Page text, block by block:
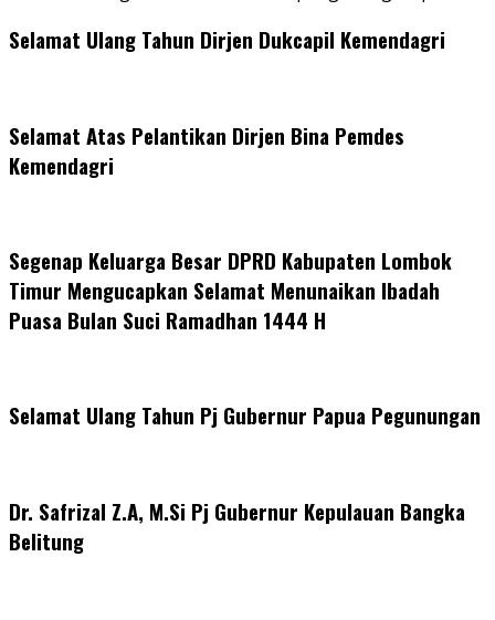
Selamat Ulang Tahun Dirjen Dukcapil Kemendagri
Selamat Atas Pelantikan Dirjen Bina Pemdes
Kemendagri
Segenap Keluarga Besar DPRD Kabupaten Lombok
Timur Mengucapkan Selamat Menunaikan Ibadah
Puasa Bulan Suci Ramadhan 1444 H
Selamat Ulang Tahun Pj Gubernur Papua Pegunungan
Dr. Safrizal Z.A, M.Si Pj Gubernur Kepulauan Bangka
Belitung